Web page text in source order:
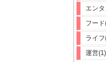
エン
フー
ライ
運営(1)